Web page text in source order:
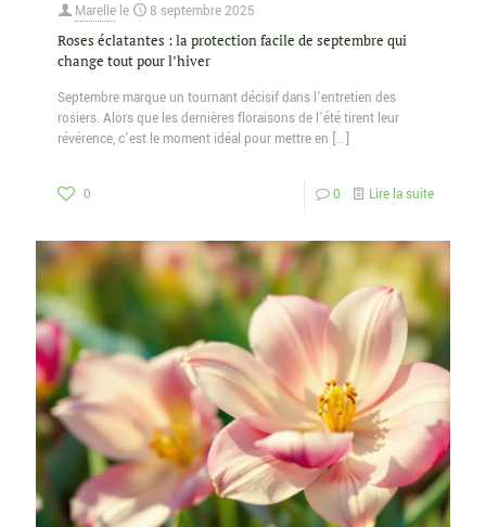
Marelle le 8 septembre 2025
Roses éclatantes : la protection facile de septembre qui
change tout pour l’hiver
Septembre marque un tournant décisif dans l’entretien des
rosiers. Alors que les dernières floraisons de l’été tirent leur
révérence, c’est le moment idéal pour mettre en […]
0 0 Lire la suite